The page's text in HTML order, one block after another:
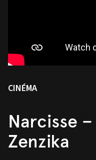
CINÉMA
Narcisse
Zenzika